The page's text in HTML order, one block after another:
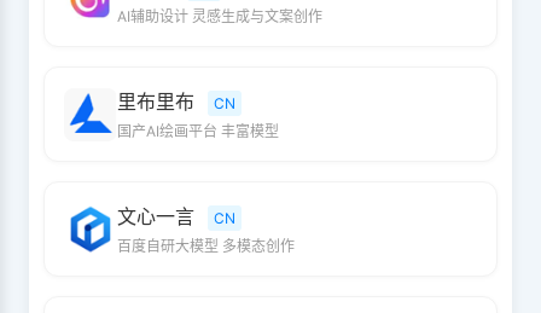
AI辅助设计 灵感生成与文案创作
里布里布
CN
国产AI绘画平台 丰富模型
文心一言
CN
百度自研大模型 多模态创作